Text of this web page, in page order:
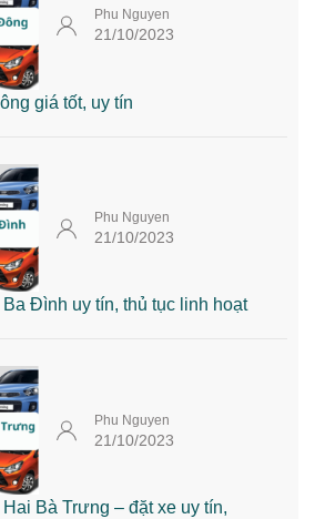
Phu Nguyen
21/10/2023
giá tốt, uy tín
Phu Nguyen
21/10/2023
Đình uy tín, thủ tục linh hoạt
Phu Nguyen
21/10/2023
Bà Trưng – đặt xe uy tín,